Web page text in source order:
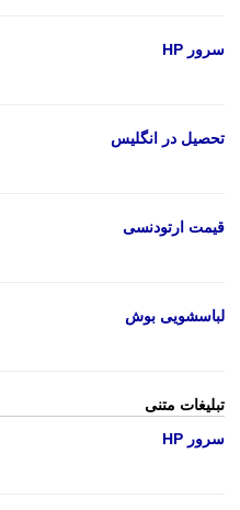
سرور HP
تحصیل در انگلیس
قیمت ارتودنسی
لباسشویی بوش
تبلیغات متنی
سرور HP